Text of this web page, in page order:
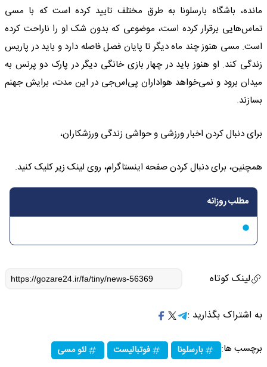
مانده، باشگاه بارسلونا به طرق مختلف تایید کرده است که با مسی
تماس‌هایی برقرار کرده است، موضوعی که بدون شک او را ناراحت کرده
است. مسی هنوز چند ماه دیگر تا پایان فصل فاصله دارد و باید در پاریس
زندگی کند. او هنوز باید در چهار بازی خانگی دیگر در پارک دو پرنس به
میدان برود و نمی‌خواهد هواداران پی‌اس‌جی در این مدت، برایش جهنم
بسازند.
برای دنبال کردن اخبار ورزشی و حواشی زندگی ورزشکاران،
همچنین، برای دنبال کردن صفحه اینستاگرام، روی لینک زیر کلیک کنید.
مطلب روزانه
لینک کوتاه
به اشتراک بگذارید :
برچسب ها: بارسلونا فوتبالیست لئو مسی